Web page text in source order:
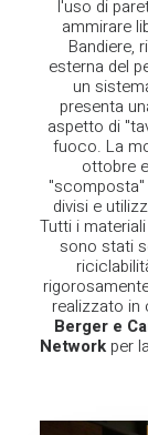
l'uso di
ammirare
Bandiere,
esterna del
un
presenta
aspetto di
fuoco. La
ottobre
"scomposta"
divisi e
Tutti i
sono stati
realizzato
Berger e
Network per